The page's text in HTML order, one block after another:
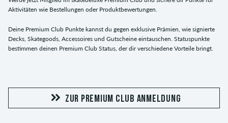
Aktivitäten wie Bestellungen oder Produktbewertungen.
Deine Premium Club Punkte kannst du gegen exklusive Prämien, wie signierte
Decks, Skategoods, Accessoires und Gutscheine eintauschen. Statuspunkte
bestimmen deinen Premium Club Status, der dir verschiedene Vorteile bringt.
ZUR PREMIUM CLUB ANMELDUNG